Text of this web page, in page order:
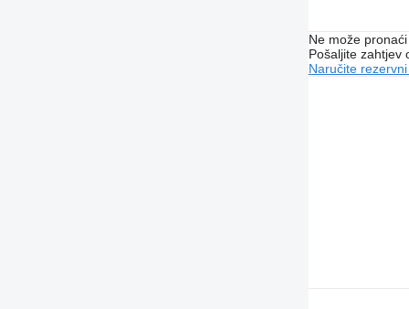
Ne može
Pošaljite zahtjev
Naručite